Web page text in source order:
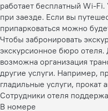
работает бесплатный Wi-
при заезде. Если вы
припарковаться можно
Чтобы забронировать
экскурсионное бюро
возможна организация
другие услуги. Например,
гладильные услуги,
Сотрудники отеля
В номере